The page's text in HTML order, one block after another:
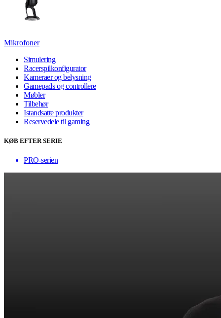
Mikrofoner
Simulering
Racerspilkonfigurator
Kameraer og belysning
Gamepads og controllere
Møbler
Tilbehør
Istandsatte produkter
Reservedele til gaming
KØB EFTER SERIE
PRO-serien